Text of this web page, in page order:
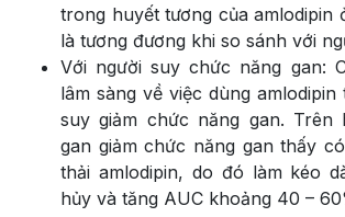
trong huyết tương của amlodipin
là tương đương khi so sánh với
Với người suy chức năng gan:
lâm sàng về việc dùng
suy giảm chức năng gan. Trên
gan giảm chức năng gan thấy
thải amlodipin, do đó làm kéo
hủy và tăng AUC khoảng 40 –